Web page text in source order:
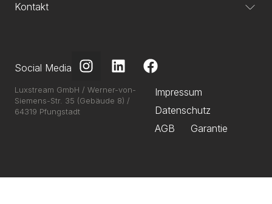
Kontakt
Social Media
Luxstream GmbH / Werner-von-
Siemens-Str. 35 (Gebäude 8) /
64319 Pfungstadt
Impressum
Datenschutz
AGB
Garantie